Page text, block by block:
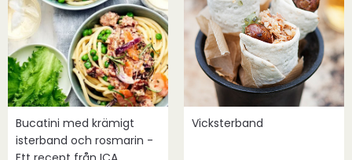
Bucatini med krämigt
isterband och rosmarin -
Vicksterband